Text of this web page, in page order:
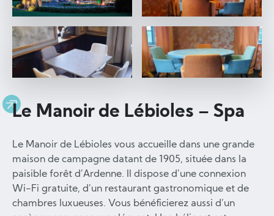
Le Manoir de Lébioles – Spa
Le Manoir de Lébioles vous accueille dans une grande
maison de campagne datant de 1905, située dans la
paisible forêt d’Ardenne. Il dispose d’une connexion
Wi-Fi gratuite, d’un restaurant gastronomique et de
chambres luxueuses. Vous bénéficierez aussi d’un